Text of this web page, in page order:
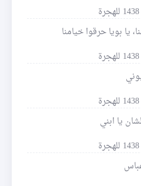
يا بويا حرقوا خيامنا
يا ابني